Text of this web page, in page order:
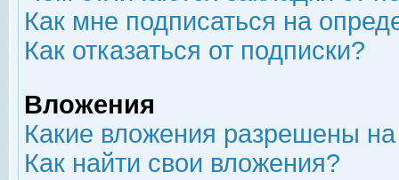
Как мне подписаться на
Как отказаться от подписки?
Вложения
Какие вложения разрешены
Как найти свои вложения?